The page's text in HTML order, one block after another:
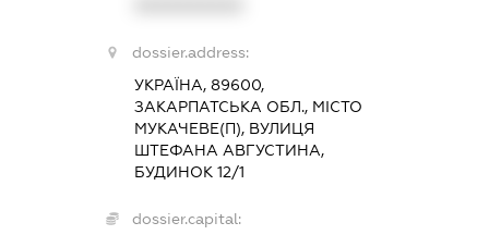
dossier.address:
УКРАЇНА, 89600,
ЗАКАРПАТСЬКА ОБЛ., МІСТО
МУКАЧЕВЕ(П), ВУЛИЦЯ
ШТЕФАНА АВГУСТИНА,
БУДИНОК 12/1
dossier.capital: